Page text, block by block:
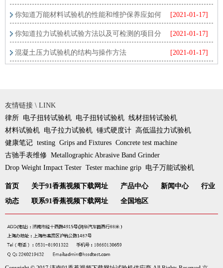
测设备。 [2021-01-17]
你知道万能材料试验机的性能和维护保养应如何
应对吗 [2021-01-17]
你知道拉力试验机试验方法以及可检测的项目分
类有哪些吗 [2021-01-17]
混凝土压力试验机的结构与操作方法
友情链接 \ LINK
律所 电子扭转试验机 电子扭转试验机 线材扭转试验机
材料试验机 电子拉力试验机 锤式硬度计 高低温拉力试验机
健康笔记 testing Grips and Fixtures Concrete test machine
古驰手表维修 Metallographic Abrasive Band Grinder
Drop Weight Impact Tester Tester machine grip 电子万能试验机
首页 关于91香蕉视频下载网址 产品中心 新闻中心
行业
动态
联系91香蕉视频下载网址 全国地区